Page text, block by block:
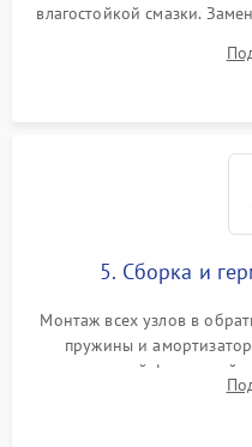
влагостойкой смазки.
или
5. Сборка и
Монтаж всех узлов в
пружины и
надежной фиксацией
герметиком для